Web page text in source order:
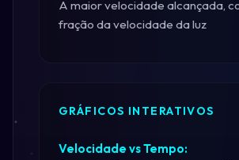
A maior velocidade alcançada,
fração da velocidade da luz
GRÁFICOS INTERATIVOS
Velocidade vs Tempo: